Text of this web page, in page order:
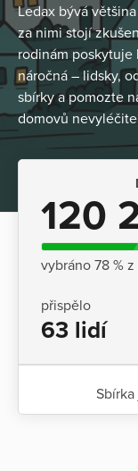
Ledax bývá
za nimi stojí
rodinám poskytuje
náročná – lidsky,
sbírky a pomozte
domovů
120
vybráno 78 % z
přispělo
63 lidí